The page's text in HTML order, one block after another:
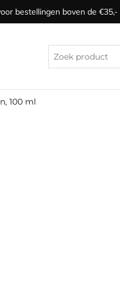
bestellingen boven de €35,-
100 ml